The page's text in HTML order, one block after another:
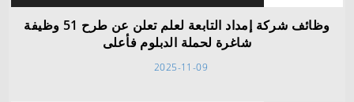
وظائف شركة إمداد التابعة لعلم تعلن عن طرح 51 وظيفة
شاغرة لحملة الدبلوم فأعلى
2025-11-09